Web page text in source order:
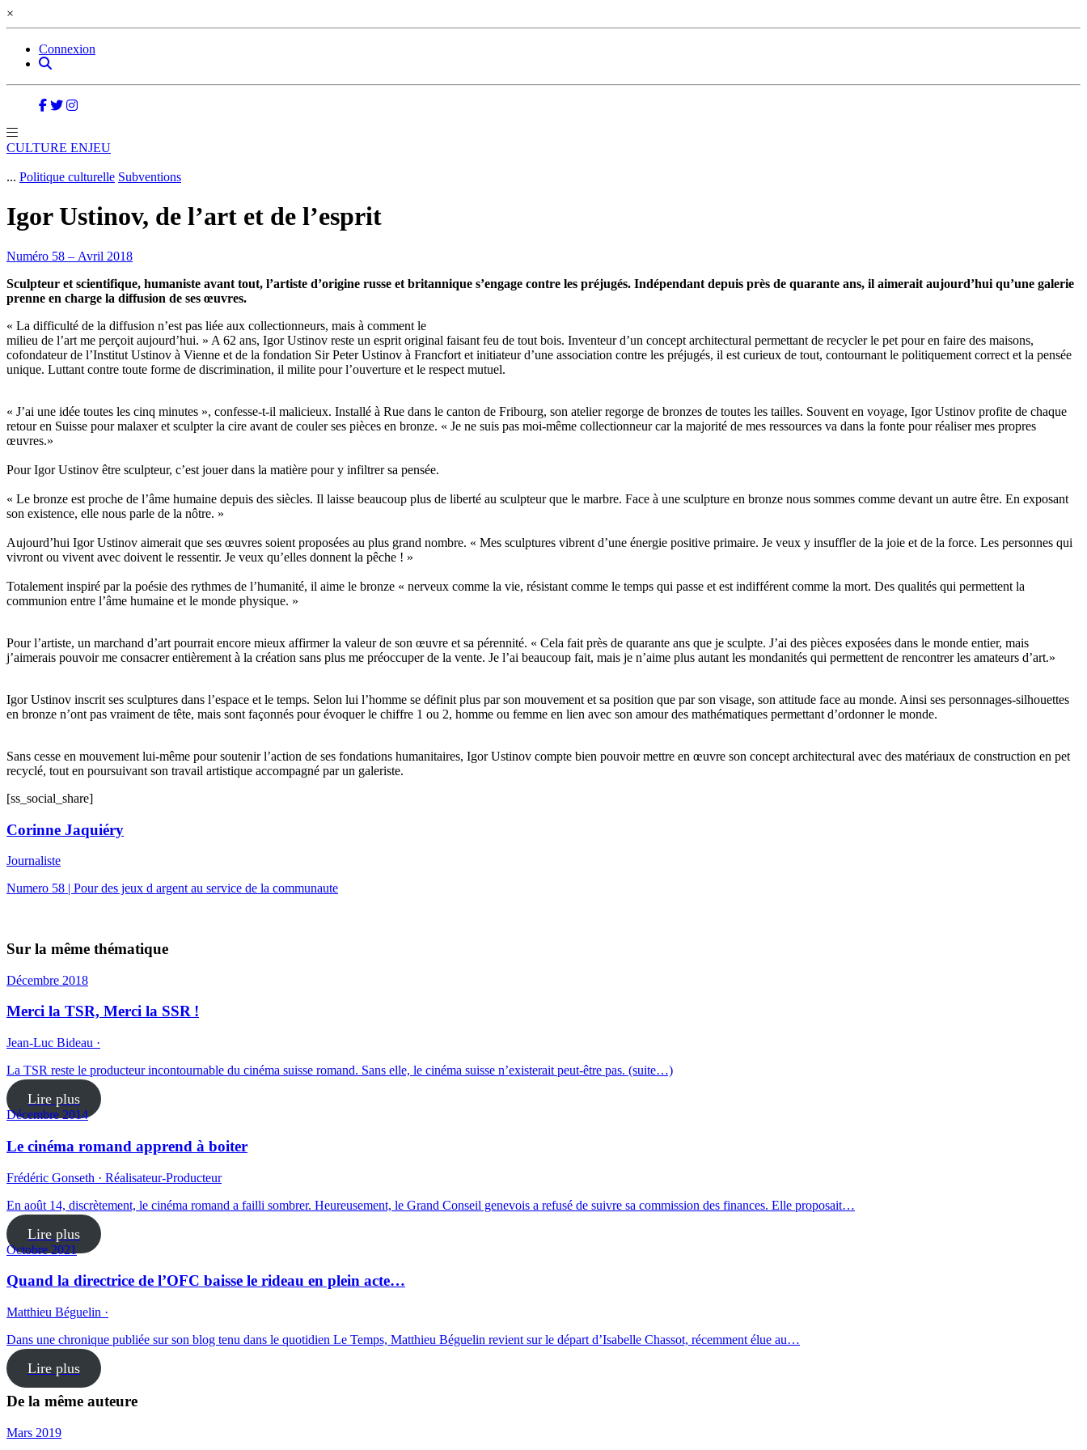
×
Connexion
CULTURE ENJEU
... Politique culturelle Subventions
Igor Ustinov, de l’art et de l’esprit
Numéro 58 – Avril 2018
Sculpteur et scientifique, humaniste avant tout, l’artiste d’origine russe et britannique s’engage contre les préjugés. Indépendant depuis près de quarante ans, il aimerait aujourd’hui qu’une galerie
prenne en charge la diffusion de ses œuvres.
« La difficulté de la diffusion n’est pas liée aux collectionneurs, mais à comment le
milieu de l’art me perçoit aujourd’hui. » A 62 ans, Igor Ustinov reste un esprit original faisant feu de tout bois. Inventeur d’un concept architectural permettant de recycler le pet pour en faire des maisons,
cofondateur de l’Institut Ustinov à Vienne et de la fondation Sir Peter Ustinov à Francfort et initiateur d’une association contre les préjugés, il est curieux de tout, contournant le politiquement correct et la pensée
unique. Luttant contre toute forme de discrimination, il milite pour l’ouverture et le respect mutuel.
« J’ai une idée toutes les cinq minutes », confesse-t-il malicieux. Installé à Rue dans le canton de Fribourg, son atelier regorge de bronzes de toutes les tailles. Souvent en voyage, Igor Ustinov profite de chaque
retour en Suisse pour malaxer et sculpter la cire avant de couler ses pièces en bronze. « Je ne suis pas moi-même collectionneur car la majorité de mes ressources va dans la fonte pour réaliser mes propres
œuvres.»
Pour Igor Ustinov être sculpteur, c’est jouer dans la matière pour y infiltrer sa pensée.
« Le bronze est proche de l’âme humaine depuis des siècles. Il laisse beaucoup plus de liberté au sculpteur que le marbre. Face à une sculpture en bronze nous sommes comme devant un autre être. En exposant
son existence, elle nous parle de la nôtre. »
Aujourd’hui Igor Ustinov aimerait que ses œuvres soient proposées au plus grand nombre. « Mes sculptures vibrent d’une énergie positive primaire. Je veux y insuffler de la joie et de la force. Les personnes qui
vivront ou vivent avec doivent le ressentir. Je veux qu’elles donnent la pêche ! »
Totalement inspiré par la poésie des rythmes de l’humanité, il aime le bronze « nerveux comme la vie, résistant comme le temps qui passe et est indifférent comme la mort. Des qualités qui permettent la
communion entre l’âme humaine et le monde physique. »
Pour l’artiste, un marchand d’art pourrait encore mieux affirmer la valeur de son œuvre et sa pérennité. « Cela fait près de quarante ans que je sculpte. J’ai des pièces exposées dans le monde entier, mais
j’aimerais pouvoir me consacrer entièrement à la création sans plus me préoccuper de la vente. Je l’ai beaucoup fait, mais je n’aime plus autant les mondanités qui permettent de rencontrer les amateurs d’art.»
Igor Ustinov inscrit ses sculptures dans l’espace et le temps. Selon lui l’homme se définit plus par son mouvement et sa position que par son visage, son attitude face au monde. Ainsi ses personnages-silhouettes
en bronze n’ont pas vraiment de tête, mais sont façonnés pour évoquer le chiffre 1 ou 2, homme ou femme en lien avec son amour des mathématiques permettant d’ordonner le monde.
Sans cesse en mouvement lui-même pour soutenir l’action de ses fondations humanitaires, Igor Ustinov compte bien pouvoir mettre en œuvre son concept architectural avec des matériaux de construction en pet
recyclé, tout en poursuivant son travail artistique accompagné par un galeriste.
[ss_social_share]
Corinne Jaquiéry
Journaliste
Numero 58 | Pour des jeux d argent au service de la communaute
Sur la même thématique
Décembre 2018
Merci la TSR, Merci la SSR !
Jean-Luc Bideau ·
La TSR reste le producteur incontournable du cinéma suisse romand. Sans elle, le cinéma suisse n’existerait peut-être pas. (suite…)
Lire plus
Décembre 2014
Le cinéma romand apprend à boiter
Frédéric Gonseth · Réalisateur-Producteur
En août 14, discrètement, le cinéma romand a failli sombrer. Heureusement, le Grand Conseil genevois a refusé de suivre sa commission des finances. Elle proposait…
Lire plus
Octobre 2021
Quand la directrice de l’OFC baisse le rideau en plein acte…
Matthieu Béguelin ·
Dans une chronique publiée sur son blog tenu dans le quotidien Le Temps, Matthieu Béguelin revient sur le départ d’Isabelle Chassot, récemment élue au…
Lire plus
De la même auteure
Mars 2019